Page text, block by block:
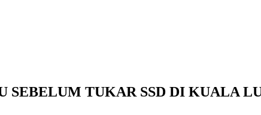
SEBELUM TUKAR SSD DI KUALA